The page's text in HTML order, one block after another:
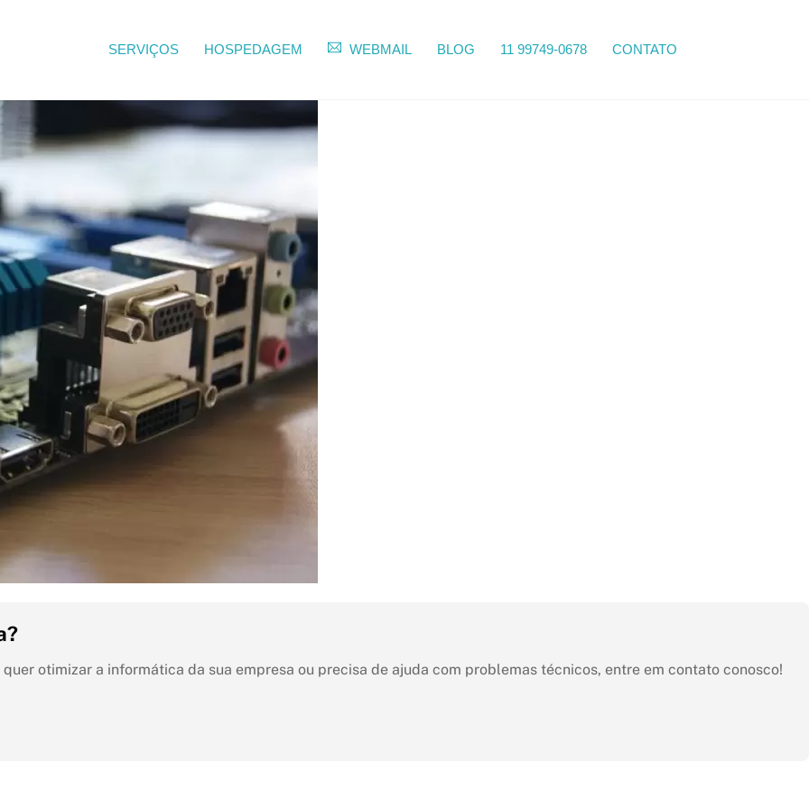
SERVIÇOS HOSPEDAGEM WEBMAIL BLOG 11 99749-0678 CONTATO
quer otimizar a informática da sua empresa ou precisa de ajuda com problemas técnicos, entre em contato conosco!